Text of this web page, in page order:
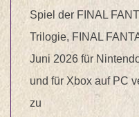
Spiel der FINAL
Trilogie, FINAL
Juni 2026 für
und für Xbox auf PC
zu